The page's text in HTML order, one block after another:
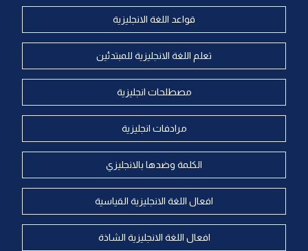
قواعد اللغة الانجليزية
تعلم اللغة الانجليزية للمبتدئين
مصطلحات انجليزية
مرادفات انجليزية
الكلمة وضدها بالانجليزي
افعال اللغة الانجليزية القياسية
افعال اللغة الانجليزية الشاذة